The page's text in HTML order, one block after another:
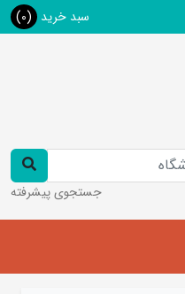
سبد خرید (0)
جستجوی پیشرفته